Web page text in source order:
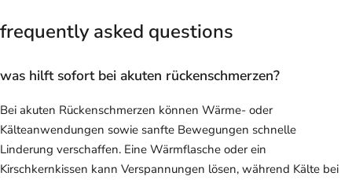
frequently asked questions
was hilft sofort bei akuten rückenschmerzen?
Bei akuten Rückenschmerzen können Wärme- oder
Kälteanwendungen sowie sanfte Bewegungen schnelle
Linderung verschaffen. Eine Wärmflasche oder ein
Kirschkernkissen kann Verspannungen lösen, während Kälte bei